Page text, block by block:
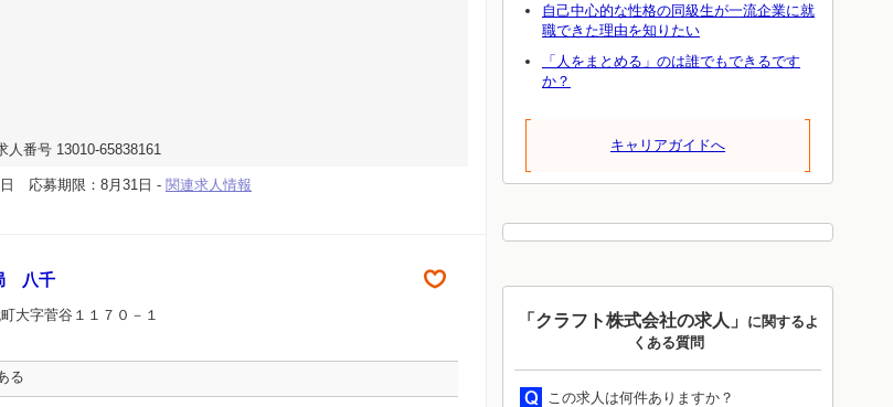
人番号 13010-65838161
応募期限：8月31日 - 関連求人情報
八千
大字菅谷１１７０－１
る
自己中心的な性格の同級生が一流企業に就
職できた理由を知りたい
「人をまとめる」のは誰でもできるです
か？
キャリアガイドへ
「クラフト株式会社の求人」
に関するよ
くある質問
この求人は何件ありますか？